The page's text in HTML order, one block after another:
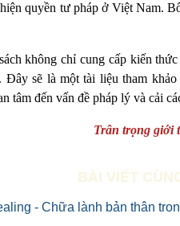
quyền tư pháp ở Việt Nam.
không chỉ cung cấp kiến
sẽ là một tài liệu tham
tâm đến vấn đề pháp lý và cải
Trân trọng giới
BÀI VIẾT
- Chữa lành bản thân